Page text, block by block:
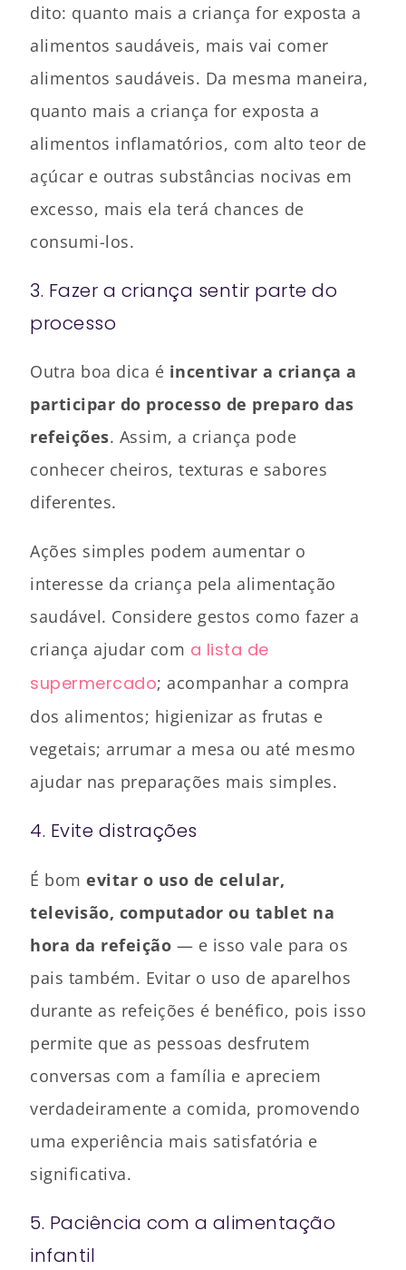
dito: quanto mais a criança for exposta a
alimentos saudáveis, mais vai comer
alimentos saudáveis. Da mesma maneira,
quanto mais a criança for exposta a
alimentos inflamatórios, com alto teor de
açúcar e outras substâncias nocivas em
excesso, mais ela terá chances de
consumi-los.
3. Fazer a criança sentir parte do
processo
Outra boa dica é incentivar a criança a
participar do processo de preparo das
refeições. Assim, a criança pode
conhecer cheiros, texturas e sabores
diferentes.
Ações simples podem aumentar o
interesse da criança pela alimentação
saudável. Considere gestos como fazer a
criança ajudar com a lista de
supermercado; acompanhar a compra
dos alimentos; higienizar as frutas e
vegetais; arrumar a mesa ou até mesmo
ajudar nas preparações mais simples.
4. Evite distrações
É bom evitar o uso de celular,
televisão, computador ou tablet na
hora da refeição — e isso vale para os
pais também. Evitar o uso de aparelhos
durante as refeições é benéfico, pois isso
permite que as pessoas desfrutem
conversas com a família e apreciem
verdadeiramente a comida, promovendo
uma experiência mais satisfatória e
significativa.
5. Paciência com a alimentação
infantil